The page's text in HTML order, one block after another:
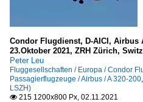
Condor Flugdienst, D-AICI, Airbus
23.Oktober 2021, ZRH Zürich,
Peter Leu
Fluggesellschaften / Europa / Condor
Passagierflugzeuge / Airbus / A 320-200,
LSZH)
 215 1200x800 Px, 02.11.2021